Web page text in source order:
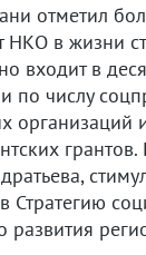
отметил
НКО в жизни
входит в
по числу
организаций
развития